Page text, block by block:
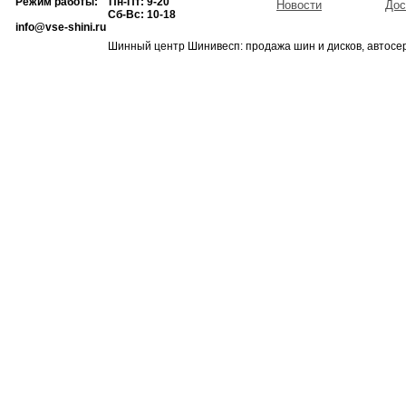
Сб-Вс: 10-18
info@vse-shini.ru
Новости
Шинный центр Шинивесп: продажа шин и дисков,